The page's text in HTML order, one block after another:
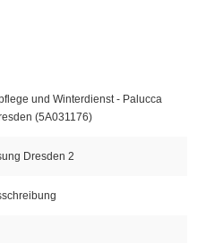
und Winterdienst - Palucca
(5A031176)
Dresden 2